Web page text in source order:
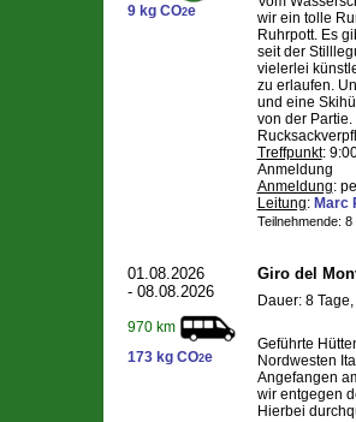
9 kg CO2e
wir ein tolle
Ruhrpott. Es
seit der
vielerlei
zu erlaufen.
und eine
von der Partie.
Treffpunkt:
Anmeldung
Anmeldung:
Leitung: Marc
Teilnehmende:
01.08.2026
- 08.08.2026
970 km
173 kg CO2e
Giro del
Dauer: 8
Geführte
Nordwesten
Angefangen
wir entgegen
Hierbei